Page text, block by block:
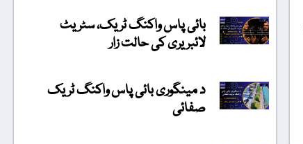
بائی پاس واکنگ ٹریک، سٹریٹ
لائبریری کی حالت زار
د مینگوری بائی پاس واکنگ ٹریک
صفائی